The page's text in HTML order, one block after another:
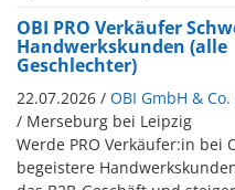
OBI PRO Verkäufer
Handwerkskunden (alle
Geschlechter)
22.07.2026 / OBI GmbH &
/ Merseburg bei Leipzig
Werde PRO Verkäufer:in bei
begeistere